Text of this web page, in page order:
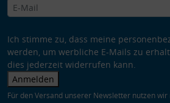
Ich stimme zu, dass meine
werden, um werbliche E-Mails zu
dies jederzeit widerrufen kann.
Anmelden
Für den Versand unserer Newsletter nutzen